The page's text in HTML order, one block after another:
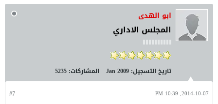
ابو الهدى
المجلس الاداري
تاريخ التسجيل: Jan 2009 المشاركات: 5235
#7 2014-10-07, 10:39 PM